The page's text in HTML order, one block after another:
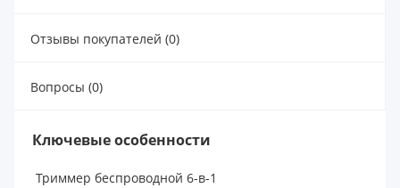
Отзывы покупателей (0)
Вопросы (0)
Ключевые особенности
Триммер беспроводной 6-в-1